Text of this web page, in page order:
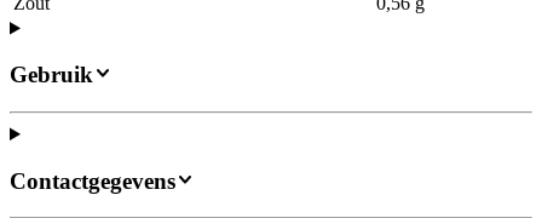
Gebruik
Contactgegevens